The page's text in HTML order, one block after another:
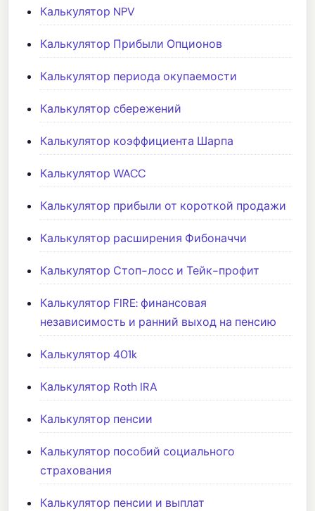
Калькулятор NPV
Калькулятор Прибыли Опционов
Калькулятор периода окупаемости
Калькулятор сбережений
Калькулятор коэффициента Шарпа
Калькулятор WACC
Калькулятор прибыли от короткой продажи
Калькулятор расширения Фибоначчи
Калькулятор Стоп-лосс и Тейк-профит
Калькулятор FIRE: финансовая
независимость и ранний выход на пенсию
Калькулятор 401k
Калькулятор Roth IRA
Калькулятор пенсии
Калькулятор пособий социального
страхования
Калькулятор пенсии и выплат